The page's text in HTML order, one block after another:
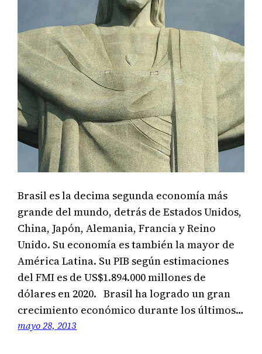
Brasil es la decima segunda economía más
grande del mundo, detrás de Estados Unidos,
China, Japón, Alemania, Francia y Reino
Unido. Su economía es también la mayor de
América Latina. Su PIB según estimaciones
del FMI es de US$1.894.000 millones de
dólares en 2020. Brasil ha logrado un gran
crecimiento económico durante los últimos…
mayo 28, 2013